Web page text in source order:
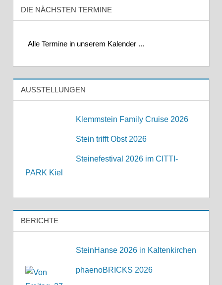
DIE NÄCHSTEN TERMINE
Alle Termine in unserem Kalender ...
AUSSTELLUNGEN
Klemmstein Family Cruise 2026
Stein trifft Obst 2026
Steinefestival 2026 im CITTI-
PARK Kiel
BERICHTE
SteinHanse 2026 in Kaltenkirchen
phaenoBRICKS 2026